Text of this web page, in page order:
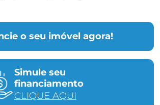
o seu imóvel agora!
Simule seu
financiamento
CLIQUE AQUI